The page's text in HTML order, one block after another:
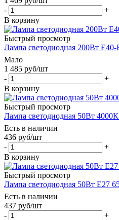
-
+
В корзину
Быстрый просмотр
Лампа светодиодная 200Вт
Мало
1 485 руб/шт
-
+
В корзину
Быстрый просмотр
Лампа светодиодная 50Вт
Есть в наличии
436 руб/шт
-
+
В корзину
Быстрый просмотр
Лампа светодиодная 50Вт Е27
Есть в наличии
437 руб/шт
-
+